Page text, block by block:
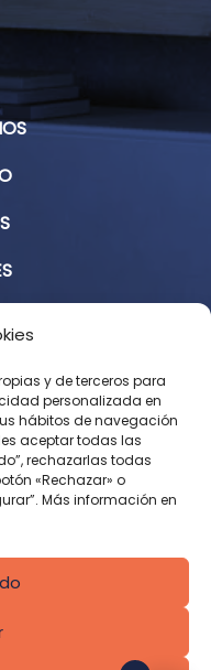
y de terceros para
personalizada en
hábitos de navegación
aceptar todas las
rechazarlas todas
«Rechazar» o
Más información en
Contratación